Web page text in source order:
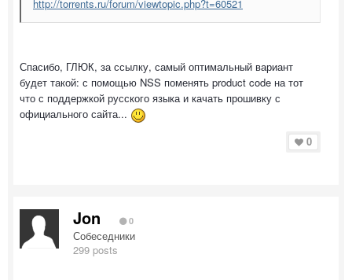
http://torrents.ru/forum/viewtopic.php?t=60521
Спасибо, ГЛЮК, за ссылку, самый оптимальный вариант
будет такой: с помощью NSS поменять product code на тот
что с поддержкой русского языка и качать прошивку с
официального сайта...
0
Jon 0
Собеседники
299 posts